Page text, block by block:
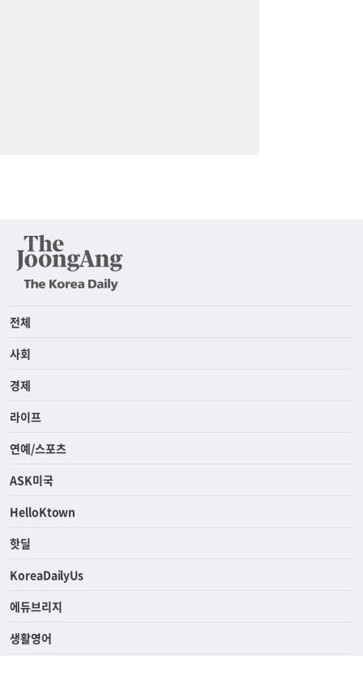
전체
사회
경제
라이프
연예/스포츠
ASK미국
HelloKtown
핫딜
KoreaDailyUs
에듀브리지